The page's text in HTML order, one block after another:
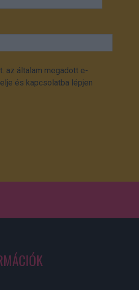
az általam megadott e-
és kapcsolatba lépjen